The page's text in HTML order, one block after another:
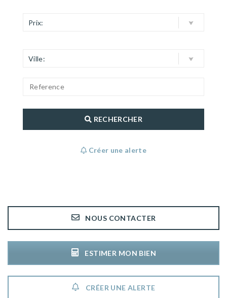
Prix:
Ville:
RECHERCHER
Créer une alerte
NOUS CONTACTER
ESTIMER MON BIEN
CRÉER UNE ALERTE